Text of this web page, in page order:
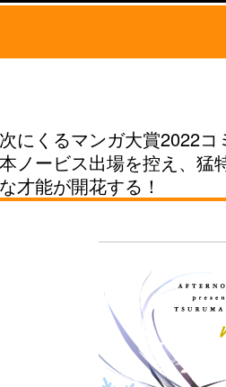
次にくるマンガ大賞2022
ービス出場を控え、猛
才能が開花する！